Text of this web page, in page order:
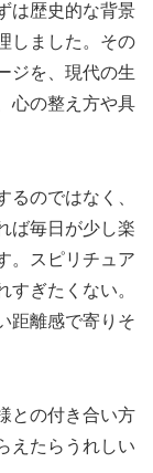
は歴史的な背景
しました。その
ジを、現代の生
心の整え方や具
のではなく、
ば毎日が少し楽
。スピリチュア
すぎたくない。
距離感で寄りそ
との付き合い方
えたらうれしい